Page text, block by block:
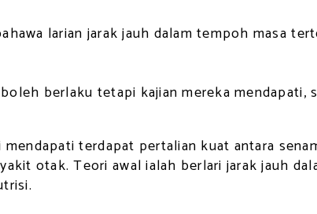
larian jarak jauh dalam tempoh masa
berlaku tetapi kajian mereka
terdapat pertalian kuat antara
otak. Teori awal ialah berlari jarak jauh